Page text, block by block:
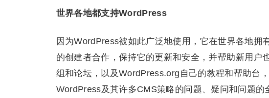
世界各地都支持WordPress
因为WordPress被如此广泛地使用，它在世界各地拥
的创建者合作，保持它的更新和安全，并帮助新用户
组和论坛，以及WordPress.org自己的教程和帮助台
WordPress及其许多CMS策略的问题、疑问和问题的